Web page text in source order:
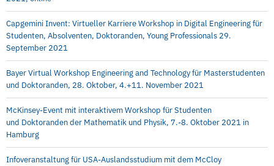
Capgemini Invent: Virtueller Karriere Workshop in Digital Engineering für
Studenten, Absolventen, Doktoranden, Young Professionals 29.
September 2021
Bayer Virtual Workshop Engineering and Technology für Masterstudenten
und Doktoranden, 28. Oktober, 4.+11. November 2021
McKinsey-Event mit interaktivem Workshop für Studenten
und Doktoranden der Mathematik und Physik, 7.-8. Oktober 2021 in
Hamburg
Infoveranstaltung für USA-Auslandsstudium mit dem McCloy